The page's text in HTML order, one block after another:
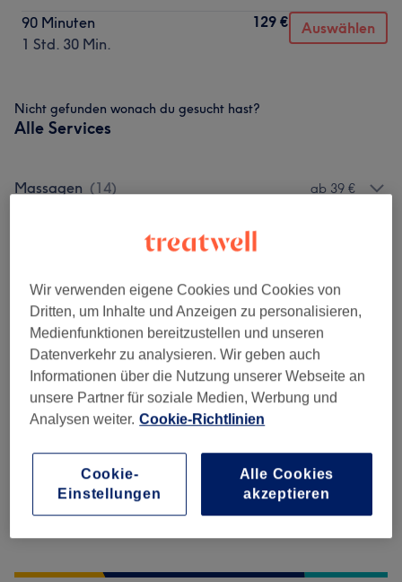
90 Minuten
1 Std. 30 Min.
129 € Auswählen
Nicht gefunden wonach du gesucht hast?
Alle Services
Massagen (14) ab 39 €
4,7 481 Bewertungen
Ambiente
Spa-Einrichtungen
Wir verwenden eigene Cookies und Cookies von
Dritten, um Inhalte und Anzeigen zu personalisieren,
Medienfunktionen bereitzustellen und unseren
Datenverkehr zu analysieren. Wir geben auch
Informationen über die Nutzung unserer Webseite an
unsere Partner für soziale Medien, Werbung und
Analysen weiter. Cookie-Richtlinien
Cookie-
Einstellungen
Alle Cookies
akzeptieren